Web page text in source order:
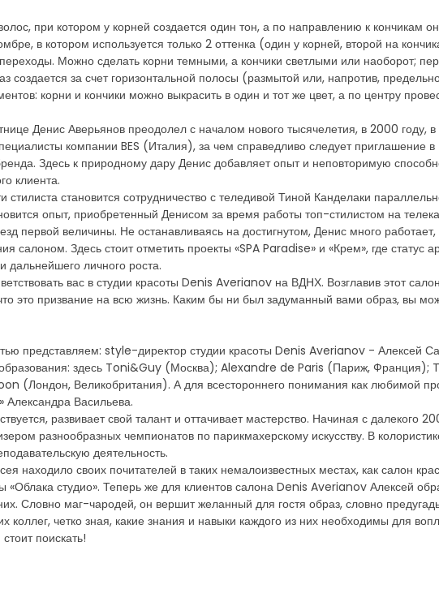
при котором у корней создается один тон, а по направлению к кончикам
в котором используется только 2 оттенка (один у корней, второй на
Можно сделать корни темными, а кончики светлыми или наоборот;
создается за счет горизонтальной полосы (размытой или, напротив,
корни и кончики можно выкрасить в один и тот же цвет, а по центру
Денис Аверьянов преодолел с началом нового тысячелетия, в 2000 году,
компании BES (Италия), за чем справедливо следует приглашение
Здесь к природному дару Денис добавляет опыт и неповторимую
клиента.
стилиста становится сотрудничество с теледивой Тиной Канделаки
опыт, приобретенный Денисом за время работы топ-стилистом на
первой величины. Не останавливаясь на достигнутом, Денис много
салоном. Здесь стоит отметить проекты «SPA Paradise» и «Крем», где
личного роста.
вас в студии красоты Denis Averianov на ВДНХ. Возглавив этот
это призвание на всю жизнь. Каким бы ни был задуманный вами образ, вы
представляем: style-директор студии красоты Denis Averianov - Алексей
образования: здесь Toni&Guy (Москва); Alexandre de Paris (Париж,
(Лондон, Великобритания). А для всестороннего понимания как любимой
Александра Васильева.
развивает свой талант и оттачивает мастерство. Начиная с далекого
разнообразных чемпионатов по парикмахерскому искусству. В
деятельность.
находило своих почитателей в таких немалоизвестных местах, как салон
«Облака студио». Теперь же для клиентов салона Denis Averianov Алексей
Словно маг-чародей, он вершит желанный для гостя образ, словно
коллег, четко зная, какие знания и навыки каждого из них необходимы для
поискать!